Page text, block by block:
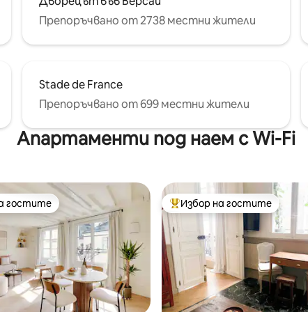
Препоръчвано от 2738 местни жители
Stade de France
Препоръчвано от 699 местни жители
Апартаменти под наем с Wi-Fi
гостите
гостите Най-популярен избор на
Избор на гостите